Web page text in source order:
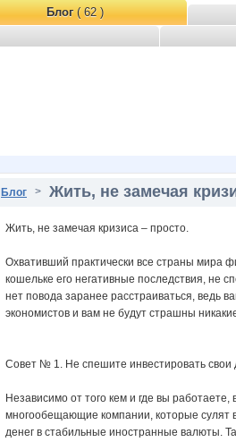
Блог( 62 )
Блог > Жить, не замечая
Жить, не замечая кризиса – просто.
Охвативший практически все страны мира
кошельке его негативные последствия, не
нет повода заранее расстраиваться, ведь
экономистов и вам не будут страшны
Совет № 1. Не спешите инвестировать свои
Независимо от того кем и где вы
многообещающие компании, которые сулят
денег в стабильные иностранные валюты.